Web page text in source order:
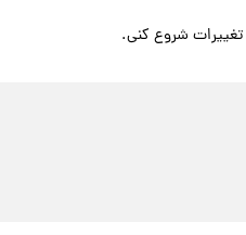
شروع کنی.